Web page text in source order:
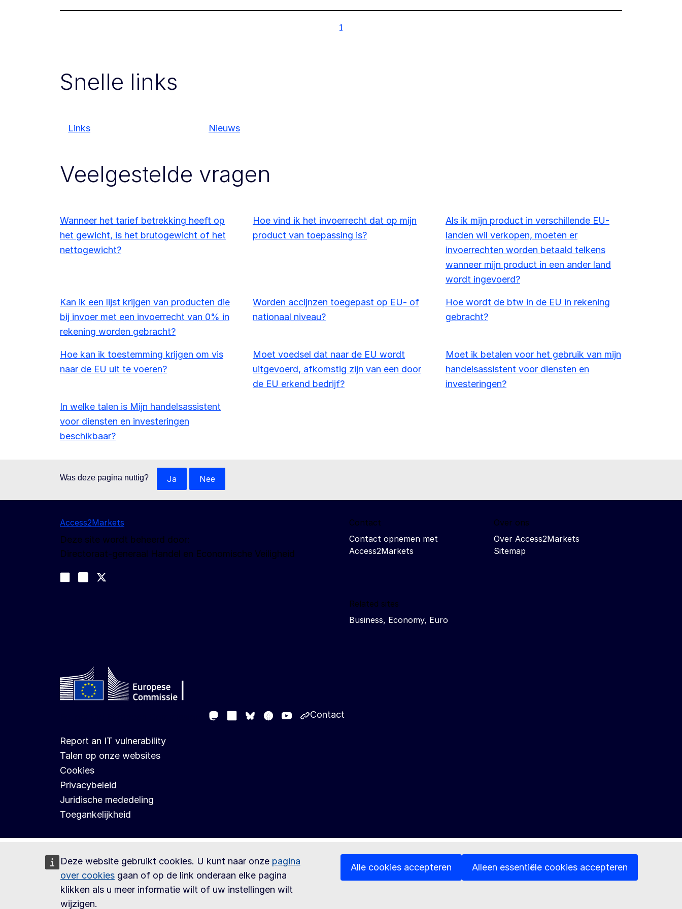
Deze website gebruikt cookies. U kunt naar onze pagina
over cookies gaan of op de link onderaan elke pagina
klikken als u meer informatie wilt of uw instellingen wilt
wijzigen.
Alle cookies accepteren Alleen essentiële cookies accepteren
1
1
Snelle links
Links Nieuws
Veelgestelde vragen
Wanneer het tarief betrekking heeft op
het gewicht, is het brutogewicht of het
nettogewicht?
Hoe vind ik het invoerrecht dat op mijn
product van toepassing is?
Als ik mijn product in verschillende EU-
landen wil verkopen, moeten er
invoerrechten worden betaald telkens
wanneer mijn product in een ander land
wordt ingevoerd?
Kan ik een lijst krijgen van producten die
bij invoer met een invoerrecht van 0% in
rekening worden gebracht?
Worden accijnzen toegepast op EU- of
nationaal niveau?
Hoe wordt de btw in de EU in rekening
gebracht?
Hoe kan ik toestemming krijgen om vis
naar de EU uit te voeren?
Moet voedsel dat naar de EU wordt
uitgevoerd, afkomstig zijn van een door
de EU erkend bedrijf?
Moet ik betalen voor het gebruik van mijn
handelsassistent voor diensten en
investeringen?
In welke talen is Mijn handelsassistent
voor diensten en investeringen
beschikbaar?
Was deze pagina nuttig? Ja Nee
Access2Markets
Deze site wordt beheerd door:
Directoraat-generaal Handel en Economische Veiligheid
Join us on LinkedIn
Trade-Off podcast
Contact
Contact opnemen met
Access2Markets
Over ons
Over Access2Markets
Sitemap
Related sites
Business, Economy, Euro
MastodonLinkedIn
Bluesky
FacebookYoutubeOther networks
Contact
Report an IT vulnerability
Talen op onze websites
Cookies
Privacybeleid
Juridische mededeling
Toegankelijkheid